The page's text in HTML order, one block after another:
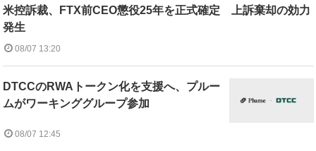
米控訴裁、FTX前CEO懲役25年を正式確定 上訴棄却の効力
発生
08/07 13:20
DTCCのRWAトークン化を支援へ、プルー
ムがワーキンググループ参加
08/07 12:45